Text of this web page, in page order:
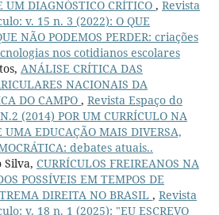
UM DIAGNÓSTICO CRÍTICO , Revista
v. 15 n. 3 (2022): O QUE
NÃO PODEMOS PERDER: criações
nos cotidianos escolares
ANÁLISE CRÍTICA DAS
NACIONAIS DA
DO CAMPO , Revista Espaço do
(2014) POR UM CURRÍCULO NA
UMA EDUCAÇÃO MAIS DIVERSA,
debates atuais..
Silva, CURRÍCULOS FREIREANOS NA
POSSÍVEIS EM TEMPOS DE
DIREITA NO BRASIL , Revista
v. 18 n. 1 (2025): "EU ESCREVO